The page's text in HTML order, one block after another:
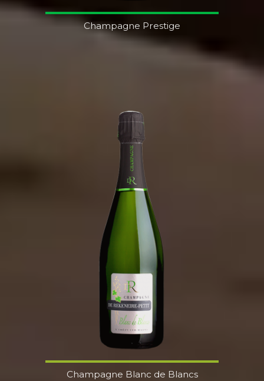
Champagne Prestige
Champagne Blanc de Blancs